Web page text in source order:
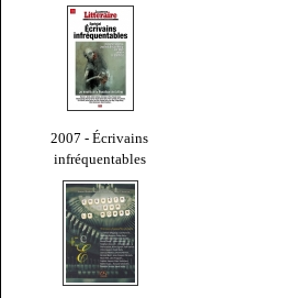
2007 - Écrivains
infréquentables